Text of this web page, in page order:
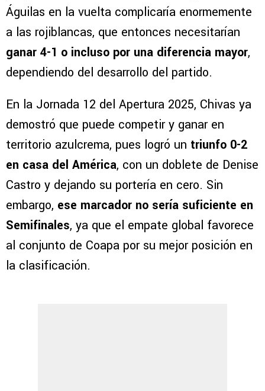
Águilas en la vuelta complicaría enormemente
a las rojiblancas, que entonces necesitarían
ganar 4-1 o incluso por una diferencia mayor,
dependiendo del desarrollo del partido.
En la Jornada 12 del Apertura 2025, Chivas ya
demostró que puede competir y ganar en
territorio azulcrema, pues logró un triunfo 0-2
en casa del América, con un doblete de Denise
Castro y dejando su portería en cero. Sin
embargo, ese marcador no sería suficiente en
Semifinales, ya que el empate global favorece
al conjunto de Coapa por su mejor posición en
la clasificación.